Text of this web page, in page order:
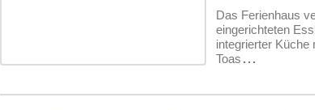
Das Ferienhaus
eingerichteten
integrierter Küche
Toas ...